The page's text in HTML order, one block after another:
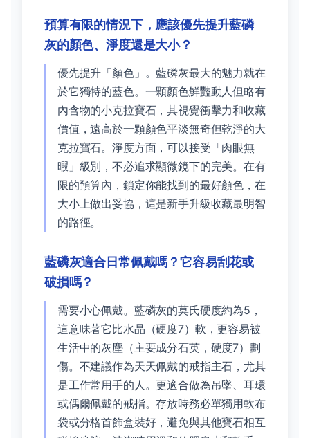
預算有限的情況下，應該優先提升藍磷
灰的顏色、淨度還是大小？
優先提升「顏色」。藍磷灰最大的魅力就在
於它獨特的藍色。一顆顏色鮮豔動人但略有
內含物的小克拉寶石，其視覺衝擊力和收藏
價值，遠高於一顆顏色平淡無奇但乾淨的大
克拉寶石。淨度方面，可以接受「肉眼無
暇」級別，不必追求顯微鏡下的完美。在有
限的預算內，鎖定你能找到的最好顏色，在
大小上做出妥協，這是新手升級收藏最明智
的路徑。
藍磷灰適合日常佩戴嗎？它容易刮花或
破損嗎？
需要小心佩戴。藍磷灰的莫氏硬度約為5，
這意味著它比水晶（硬度7）軟，更容易被
生活中的灰塵（主要成分石英，硬度7）劃
傷。不建議作為天天佩戴的戒指主石，尤其
是工作常用手的人。更適合做為吊墜、耳環
或偶爾佩戴的戒指。存放時務必單獨用軟布
袋或分格首飾盒裝好，避免與其他寶石相互